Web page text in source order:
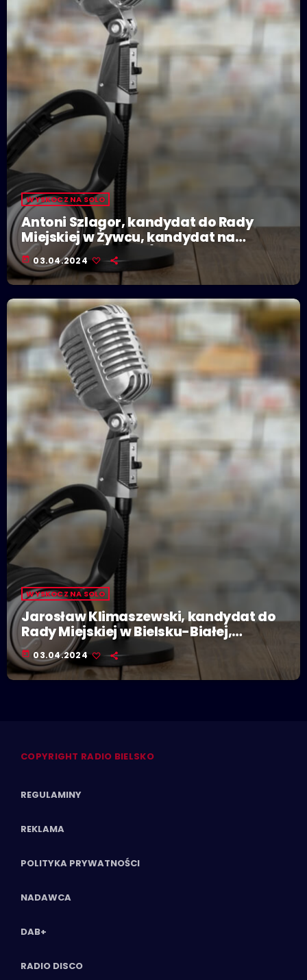
WYSKOCZ NA SOLO
Antoni Szlagor, kandydat do Rady
Miejskiej w Żywcu, kandydat na
burmistrza Żywca (KWW Burmistrza
Antoniego Szlagora)
today 03.04.2024
WYSKOCZ NA SOLO
Jarosław Klimaszewski, kandydat do
Rady Miejskiej w Bielsku-Białej,
kandydat na prezydenta Bielska-Białej
(KWW Jarosława Klimaszewskiego)
today 03.04.2024
COPYRIGHT RADIO BIELSKO
REGULAMINY
REKLAMA
POLITYKA PRYWATNOŚCI
NADAWCA
DAB+
RADIO DISCO